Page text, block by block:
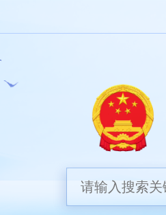
政务公开